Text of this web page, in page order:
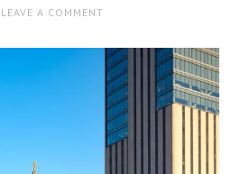
LEAVE A COMMENT